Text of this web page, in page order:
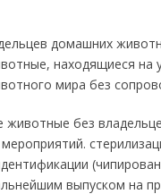
домашних
находящиеся на
мира без
животные без
выпуском на